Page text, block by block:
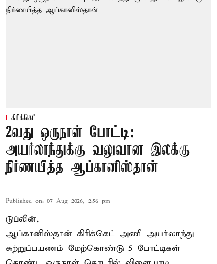
கிரிக்கெட்
2வது ஒருநாள் போட்டி:
அயர்லாந்துக்கு வலுவான இலக்கு
நிர்ணயித்த ஆப்கானிஸ்தான்
Published on: 07 Aug 2026, 2:56 pm
டுப்லின்,
ஆப்கானிஸ்தான் கிரிக்கெட் அணி அயர்லாந்து
சுற்றுப்பயணம் மேற்கொண்டு 5 போட்டிகள்